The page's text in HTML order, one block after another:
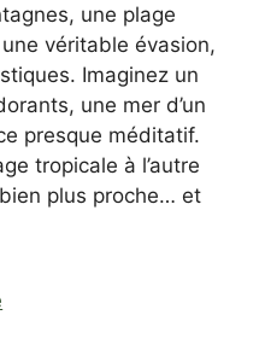
une plage
véritable évasion,
Imaginez un
une mer d’un
presque méditatif.
tropicale à l’autre
plus proche… et